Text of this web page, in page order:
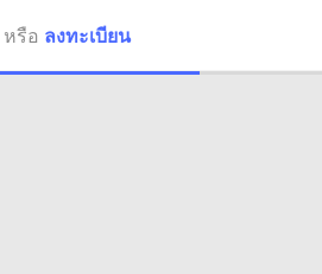
หรือ ลงทะเบียน